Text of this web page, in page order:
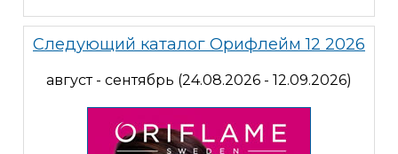
Следующий каталог Орифлейм 12 2026
август - сентябрь (24.08.2026 - 12.09.2026)